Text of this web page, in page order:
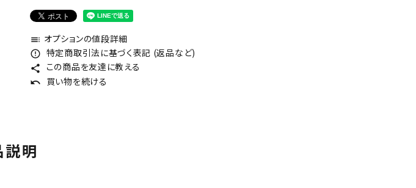
toc オプションの値段詳細
error_outline 特定商取引法に基づく表記 (返品など)
share この商品を友達に教える
undo 買い物を続ける
説明